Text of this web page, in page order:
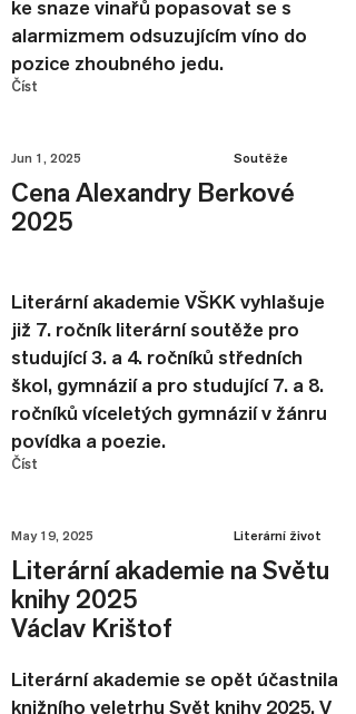
ke snaze vinařů popasovat se s
alarmizmem odsuzujícím víno do
pozice zhoubného jedu.
Číst
Jun 1, 2025 Soutěže
Cena Alexandry Berkové
2025
Literární akademie VŠKK vyhlašuje
již 7. ročník literární soutěže pro
studující 3. a 4. ročníků středních
škol, gymnázií a pro studující 7. a 8.
ročníků víceletých gymnázií v žánru
povídka a poezie.
Číst
May 19, 2025 Literární život
Literární akademie na Světu
knihy 2025
Václav Krištof
Literární akademie se opět účastnila
knižního veletrhu Svět knihy 2025. V